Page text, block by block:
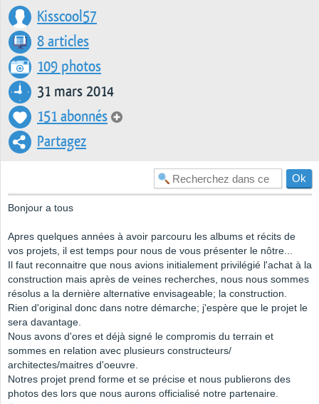
Kisscool57
8 articles
109 photos
31 mars 2014
151 abonnés
Partagez
Bonjour a tous
Apres quelques années à avoir parcouru les albums et récits de
vos projets, il est temps pour nous de vous présenter le nôtre...
Il faut reconnaitre que nous avions initialement privilégié l'achat à la
construction mais après de veines recherches, nous nous sommes
résolus a la dernière alternative envisageable; la construction.
Rien d'original donc dans notre démarche; j'espère que le projet le
sera davantage.
Nous avons d'ores et déjà signé le compromis du terrain et
sommes en relation avec plusieurs constructeurs/
architectes/maitres d'oeuvre.
Notres projet prend forme et se précise et nous publierons des
photos des lors que nous aurons officialisé notre partenaire.